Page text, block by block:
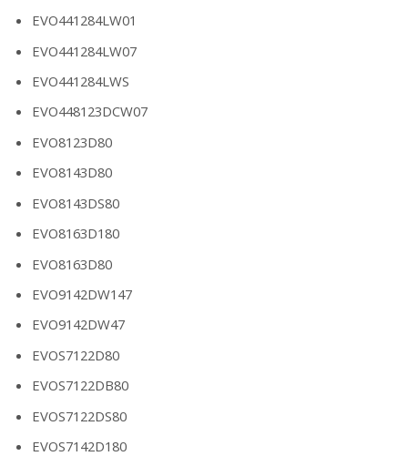
EVO441284LW01
EVO441284LW07
EVO441284LWS
EVO448123DCW07
EVO8123D80
EVO8143D80
EVO8143DS80
EVO8163D180
EVO8163D80
EVO9142DW147
EVO9142DW47
EVOS7122D80
EVOS7122DB80
EVOS7122DS80
EVOS7142D180